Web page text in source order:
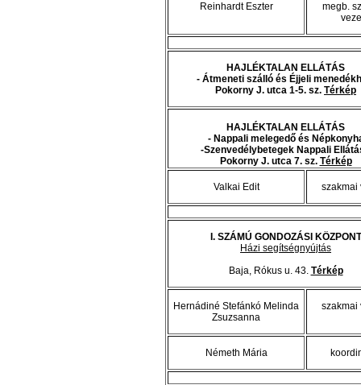
Reinhardt Eszter
megb.
HAJLÉKTALAN ELLÁTÁS
- Átmeneti szálló és Éjjeli
Pokorny J. utca 1-5. sz. Térkép
HAJLÉKTALAN ELLÁTÁS
- Nappali melegedő és
-Szenvedélybetegek Nappali
Pokorny J. utca 7. sz. Térkép
Valkai Edit szakmai
I. SZÁMÚ GONDOZÁSI KÖZPONT
Házi segítségnyújtás
Baja, Rókus u. 43. Térkép
Hernádiné Stefánkó Melinda
Zsuzsanna
szakmai
Németh Mária